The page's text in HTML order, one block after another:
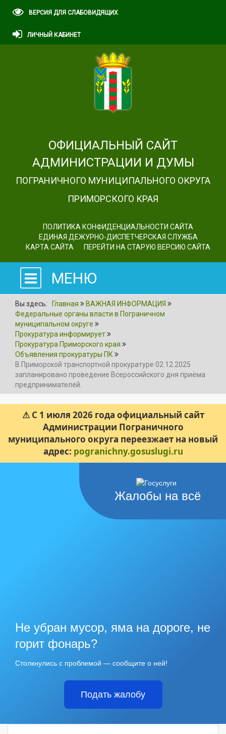
ВЕРСИЯ ДЛЯ СЛАБОВИДЯЩИХ
ЛИЧНЫЙ КАБИНЕТ
ОФИЦИАЛЬНЫЙ САЙТ
АДМИНИСТРАЦИИ И ДУМЫ
ПОГРАНИЧНОГО МУНИЦИПАЛЬНОГО ОКРУГА
ПРИМОРСКОГО КРАЯ
ПОЛИТИКА КОНФИДЕНЦИАЛЬНОСТИ САЙТА
ЕДИНАЯ ДЕЖУРНО-ДИСПЕТЧЕРСКАЯ СЛУЖБА
КАРТА САЙТА
ПЕРЕЙТИ НА СТАРУЮ ВЕРСИЮ САЙТА
МЕНЮ
Вы здесь: Главная
ВАЖНАЯ ИНФОРМАЦИЯ
Федеральные органы власти в Пограничном
муниципальном округе
Прокуратура информирует
Прокуратура Приморского края
Объявления прокуратуры ПК
В Приморской транспортной прокуратуре 02.12.2025
запланировано проведение Всероссийского дня приёма
предпринимателей.
⚠ С 1 июля 2026 года официальный сайт
Администрации Пограничного
муниципального округа переезжает на новый
адрес: pogranichny.gosuslugi.ru
Жалобы на всё
Не убран мусор, яма на дороге, не
горит фонарь?
Столкнулись с проблемой — сообщите о ней!
Подать жалобу